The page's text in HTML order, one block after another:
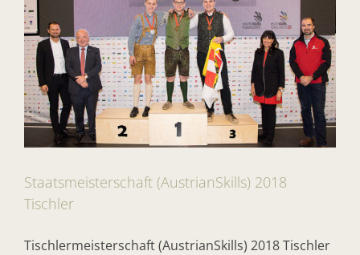
Staatsmeisterschaft (AustrianSkills) 2018
Tischler
Tischlermeisterschaft (AustrianSkills) 2018 Tischler